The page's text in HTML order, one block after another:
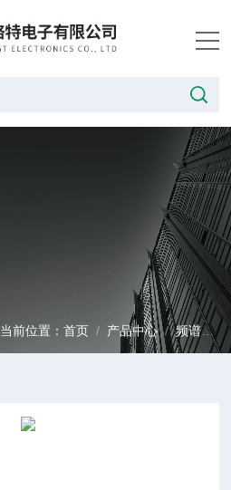
当前位置：首页 / 产品中心/频谱分析仪